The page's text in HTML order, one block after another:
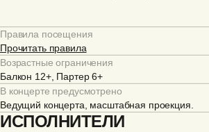
Правила посещения
Прочитать правила
Возрастные ограничения
Балкон 12+, Партер 6+
В концерте предусмотрено
Ведущий концерта, масштабная проекция.
ИСПОЛНИТЕЛИ